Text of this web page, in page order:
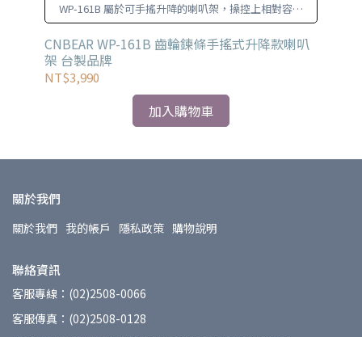
WP-161B 屬於可手搖升降的喇叭架，操控上相對容易
也更加輕鬆。
CNBEAR WP-161B 齒輪鍊條手搖式升降款喇叭
架 台製品牌
NT$3,990
加入購物車
關於我們
關於我們 我的帳戶 隱私政策 購物說明
聯絡資訊
客服專線：(02)2508-0066
客服傳真：(02)2508-0128